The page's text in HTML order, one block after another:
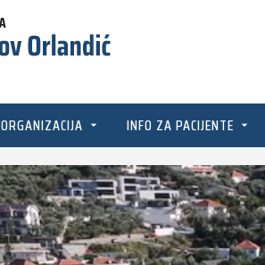
ORGANIZACIJA INFO ZA PACIJENTE